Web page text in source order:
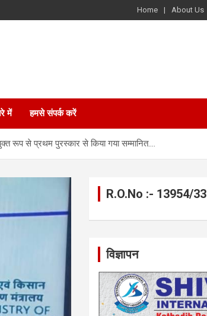
Home About Us
में हमसे संपर्क करें
रूप से प्रथम पुरस्कार से किया गया सम्मानित….
R.O.No :- 13954/33
विज्ञापन